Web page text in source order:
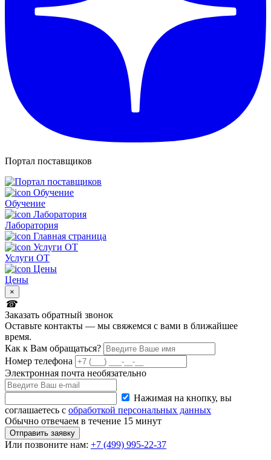
Портал поставщиков
Обучение
Лаборатория
Услуги ОТ
Цены
×
Заказать обратный звонок
Оставьте контакты — мы свяжемся с вами в ближайшее
время.
Как к Вам обращаться?
Номер телефона
Электронная почта необязательно
Нажимая на кнопку, вы
соглашаетесь с обработкой персональных данных
Обычно отвечаем в течение 15 минут
Отправить заявку
Или позвоните нам: +7 (499) 995-22-37